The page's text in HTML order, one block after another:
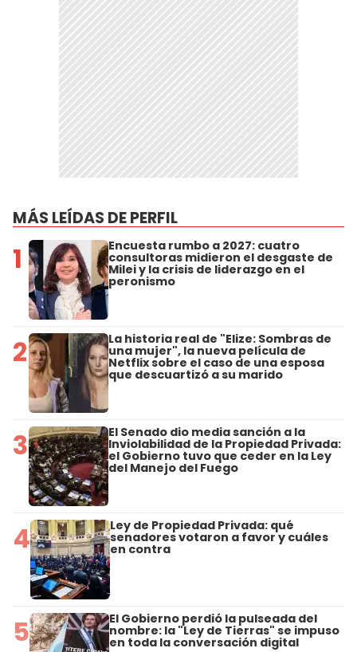
MÁS LEÍDAS DE PERFIL
1 Encuesta rumbo a 2027: cuatro
consultoras midieron el desgaste de
Milei y la crisis de liderazgo en el
peronismo
2 La historia real de "Elize: Sombras de
una mujer", la nueva película de
Netflix sobre el caso de una esposa
que descuartizó a su marido
3 El Senado dio media sanción a la
Inviolabilidad de la Propiedad Privada:
el Gobierno tuvo que ceder en la Ley
del Manejo del Fuego
4 Ley de Propiedad Privada: qué
senadores votaron a favor y cuáles
en contra
5 El Gobierno perdió la pulseada del
nombre: la "Ley de Tierras" se impuso
en toda la conversación digital